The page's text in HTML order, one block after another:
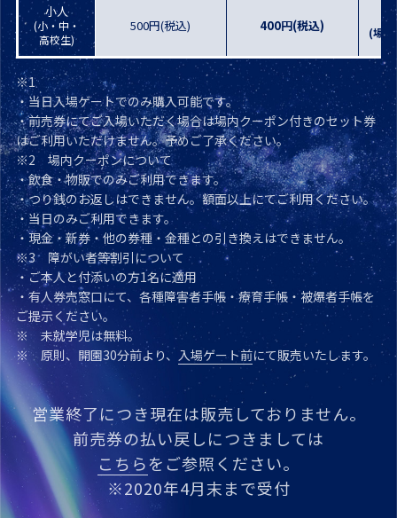
小人
(小・中・
高校生)
500円(税込) 400円(税込) (場
※1
・当日入場ゲートでのみ購入可能です。
・前売券にてご入場いただく場合は場内クーポン付きのセット券
はご利用いただけません。予めご了承ください。
※2
場内クーポンについて
・飲食・物販でのみご利用できます。
・つり銭のお返しはできません。額面以上にてご利用ください。
・当日のみご利用できます。
・現金・新券・他の券種・金種との引き換えはできません。
※3
障がい者等割引について
・ご本人と付添いの方1名に適用
・有人券売窓口にて、各種障害者手帳・療育手帳・被爆者手帳を
ご提示ください。
※
未就学児は無料。
※
原則、開園30分前より、 入場ゲート前にて販売いたします。
営業終了につき現在は販売しておりません。
前売券の払い戻しにつきましては
こちらをご参照ください。
※2020年4月末まで受付